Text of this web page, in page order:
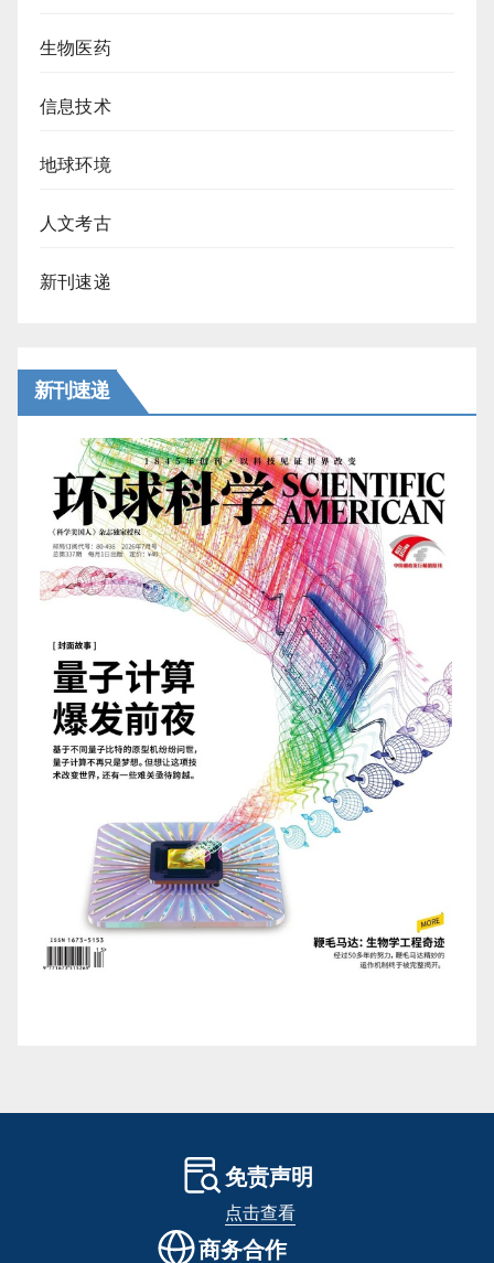
生物医药
信息技术
地球环境
人文考古
新刊速递
新刊速递
免责声明
点击查看
商务合作